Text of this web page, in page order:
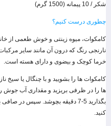
شکر / 10 پیمانه (1500 گرم)
چطوری درست کنیم؟
کامکوات، میوه زینتی و خوش طعمی از
نارنجی رنگ که درون آن مانند سایر
خرما کوچک و بیضوی و دارای هسته است.
کامکوات ها را بشویید و با چنگال یا سیخ
ها را در ظرفی بریزید و مقداری آب جوش
بگذارید 5-7 دقیقه بچوشد. سپس در
کنید.